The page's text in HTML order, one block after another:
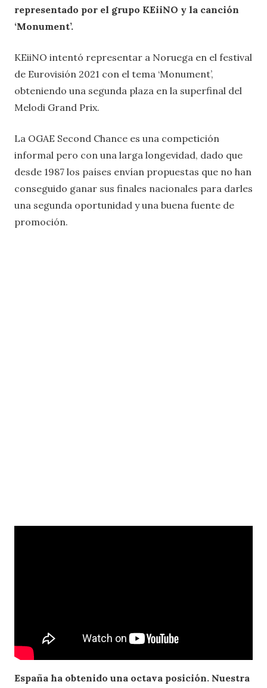
representado por el grupo KEiiNO y la canción
‘Monument’.
KEiiNO intentó representar a Noruega en el festival
de Eurovisión 2021 con el tema ‘Monument’,
obteniendo una segunda plaza en la superfinal del
Melodi Grand Prix.
La OGAE Second Chance es una competición
informal pero con una larga longevidad, dado que
desde 1987 los países envían propuestas que no han
conseguido ganar sus finales nacionales para darles
una segunda oportunidad y una buena fuente de
promoción.
España ha obtenido una octava posición. Nuestra